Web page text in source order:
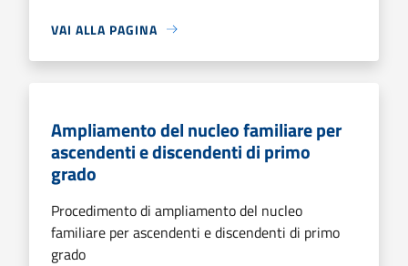
VAI ALLA PAGINA
Ampliamento del nucleo familiare per
ascendenti e discendenti di primo
grado
Procedimento di ampliamento del nucleo
familiare per ascendenti e discendenti di primo
grado